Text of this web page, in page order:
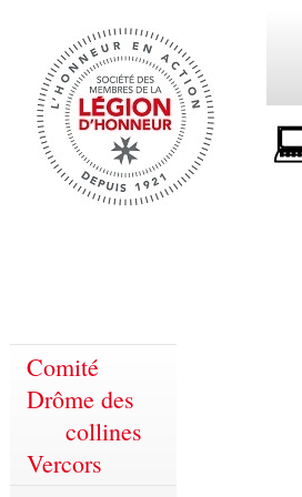
Comité
Drôme des
collines
Vercors